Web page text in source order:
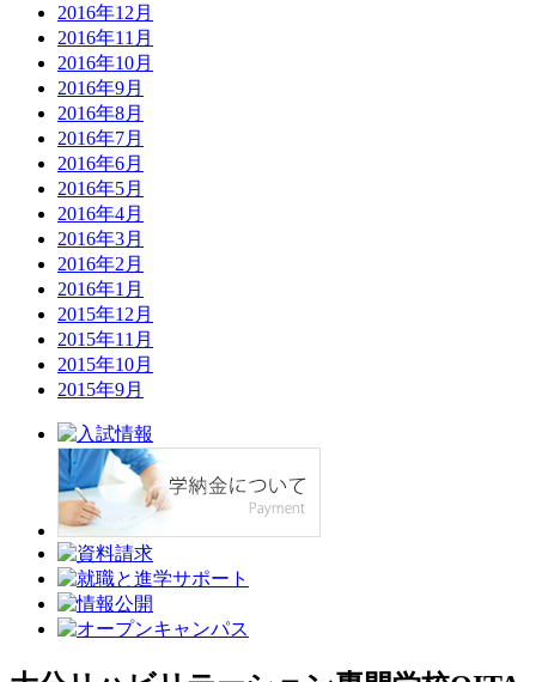
2016年12月
2016年11月
2016年10月
2016年9月
2016年8月
2016年7月
2016年6月
2016年5月
2016年4月
2016年3月
2016年2月
2016年1月
2015年12月
2015年11月
2015年10月
2015年9月